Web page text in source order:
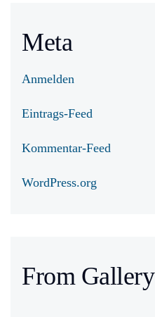
Meta
Anmelden
Eintrags-Feed
Kommentar-Feed
WordPress.org
From Gallery